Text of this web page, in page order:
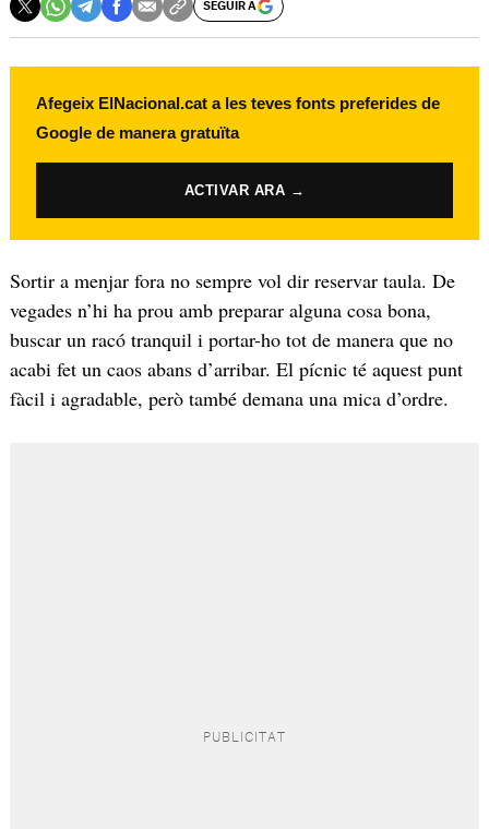
SEGUIR A
Afegeix ElNacional.cat a les teves fonts preferides de
Google de manera gratuïta
ACTIVAR ARA →
Sortir a menjar fora no sempre vol dir reservar taula. De
vegades n’hi ha prou amb preparar alguna cosa bona,
buscar un racó tranquil i portar-ho tot de manera que no
acabi fet un caos abans d’arribar. El pícnic té aquest punt
fàcil i agradable, però també demana una mica d’ordre.